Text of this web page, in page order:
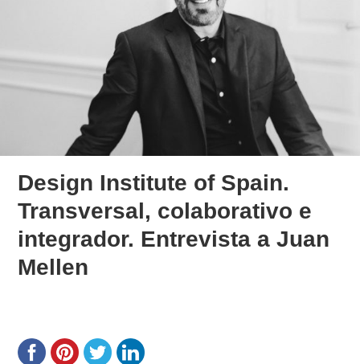
Design Institute of Spain.
Transversal, colaborativo e
integrador. Entrevista a Juan
Mellen